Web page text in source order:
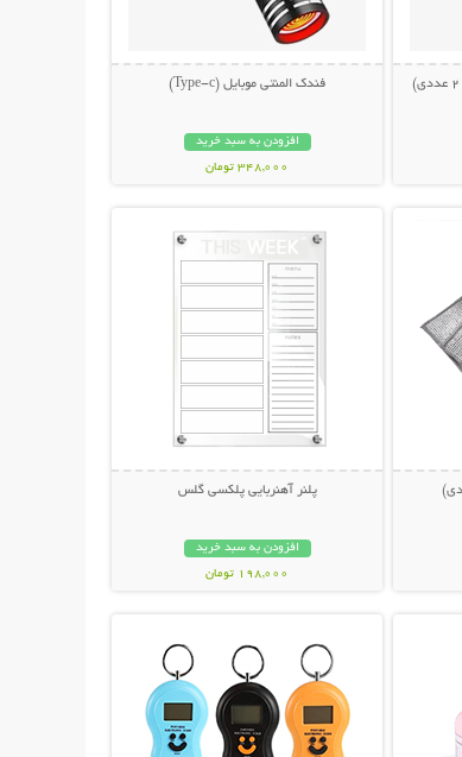
فندک المنتی موبایل (Type-c)
افزودن به سبد خرید
348,000 تومان
پلنر آهنربایی پلکسی گلس
افزودن به سبد خرید
198,000 تومان